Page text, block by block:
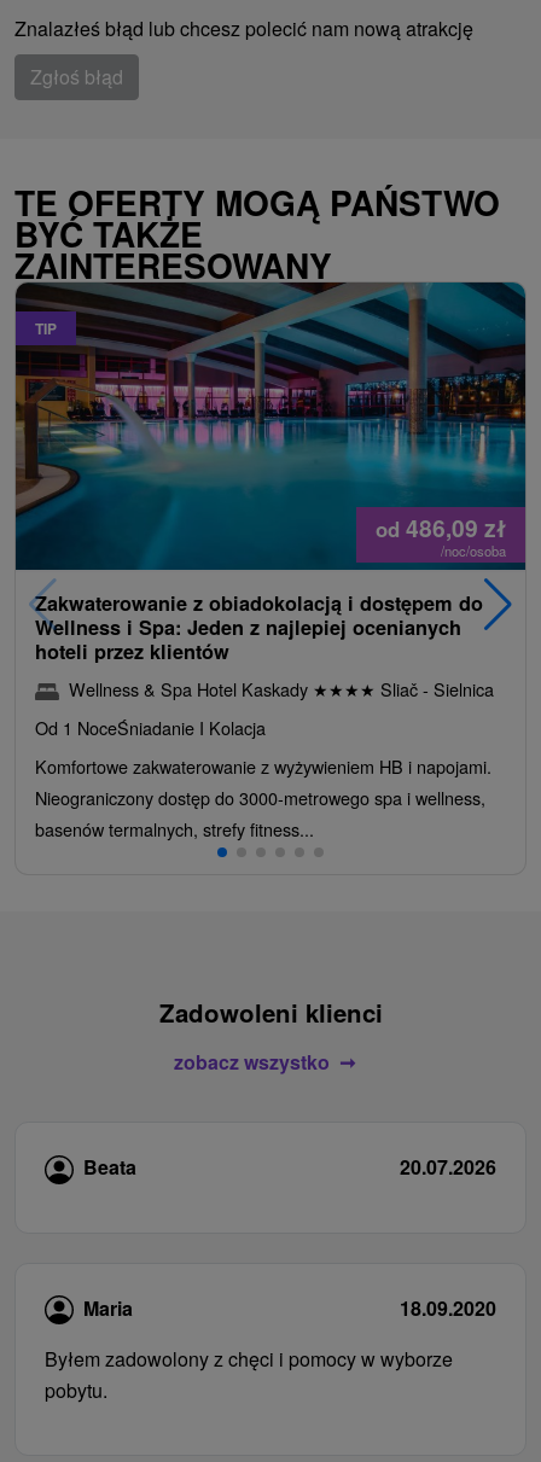
Znalazłeś błąd lub chcesz polecić nam nową atrakcję
Zgłoś błąd
TE OFERTY MOGĄ PAŃSTWO
BYĆ TAKŻE
ZAINTERESOWANY
TIP
od 486,09 zł
/noc/osoba
Zakwaterowanie z obiadokolacją i dostępem do
Wellness i Spa: Jeden z najlepiej ocenianych
hoteli przez klientów
Wellness & Spa Hotel Kaskady ★★★★ Sliač - Sielnica
Od 1 NoceŚniadanie I Kolacja
Komfortowe zakwaterowanie z wyżywieniem HB i napojami.
Nieograniczony dostęp do 3000-metrowego spa i wellness,
basenów termalnych, strefy fitness...
Zadowoleni klienci
zobacz wszystko
Beata 20.07.2026
Maria
18.09.2020
Byłem zadowolony z chęci i pomocy w wyborze
pobytu.